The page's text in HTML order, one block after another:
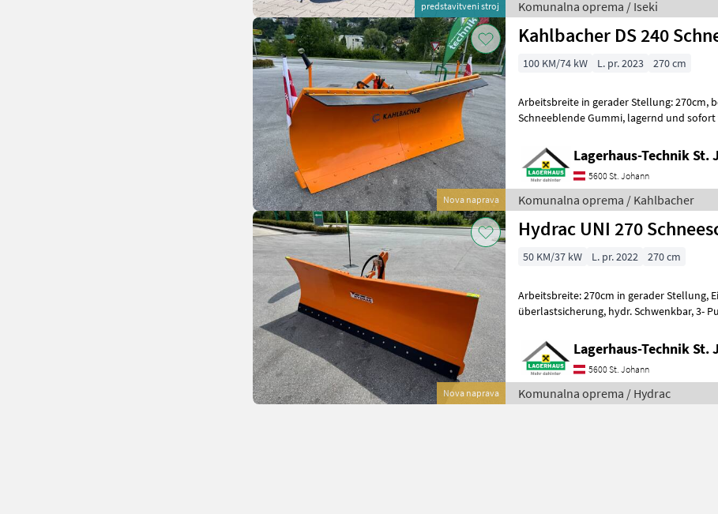
predstavitveni stroj Komunalna oprema / Iseki
Nova naprava
Kahlbacher DS 240
100 KM/74 kW L. pr. 2023 270 cm
Arbeitsbreite in gerader Stellung: 270cm, bei 30°: 240cm, mit
Schneeblende Gummi, lagernd und sofort verfügbar. Wir bitten
Lagerhaus-Technik St.
5600 St. Johann
Komunalna oprema / Kahlbacher
Nova naprava
Hydrac UNI 270
50 KM/37 kW L. pr. 2022 270 cm
Arbeitsbreite: 270cm in gerader Stellung, Einteiliges Schild mit
überlastsicherung, hydr. Schwenkbar, 3- Punkt Anbau,
Lagerhaus-Technik St.
5600 St. Johann
Komunalna oprema / Hydrac